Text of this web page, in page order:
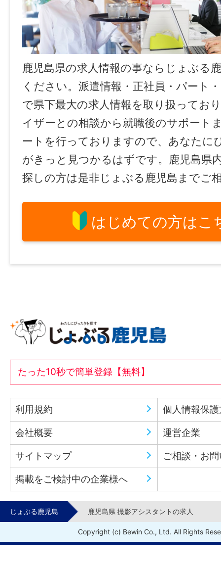
鹿児島県の求人情報の事ならじょぶる
ください。派遣情報・正社員・パート
で県下最大の求人情報を取り扱ってお
イザーとの相談から就職後のサポート
ートを行っておりますので、あなたに
がきっと見つかるはずです。鹿児島県
探しの方は是非じょぶる鹿児島までご
はじめての方はこ
たった10秒で簡単登録【無料】
利用規約 個人情報保
会社概要 運営企業
サイトマップ ご相談・お
掲載をご検討中の企業様へ
じょぶる鹿児島 鹿児島県 撮影アシスタントの求人
Copyright (c) Bewin Co., Ltd. All Rights